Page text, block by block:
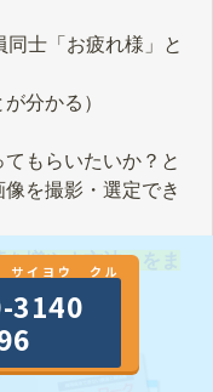
同士「お疲れ様」と
分かる）
もらいたいか？と
を撮影・選定でき
増やす方法』をま
サイヨウ クル
3140